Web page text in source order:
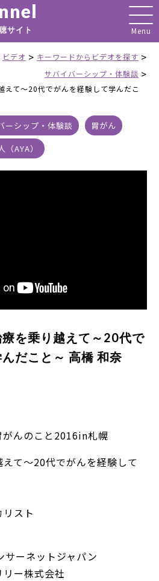
サイト
ビデオ > キーワードからビデオを探す >
サバイバーシップ・体験談 >
て～20代でがんを経験して学んだこ
ーシップ・体験談
胃がん
（AYA）
を乗り越えて～20代で
だこと～ 高橋 和奈
んのこと2016in札幌
えて～20代でがんを経験して
スト
サーネットジャパン
ー株式会社